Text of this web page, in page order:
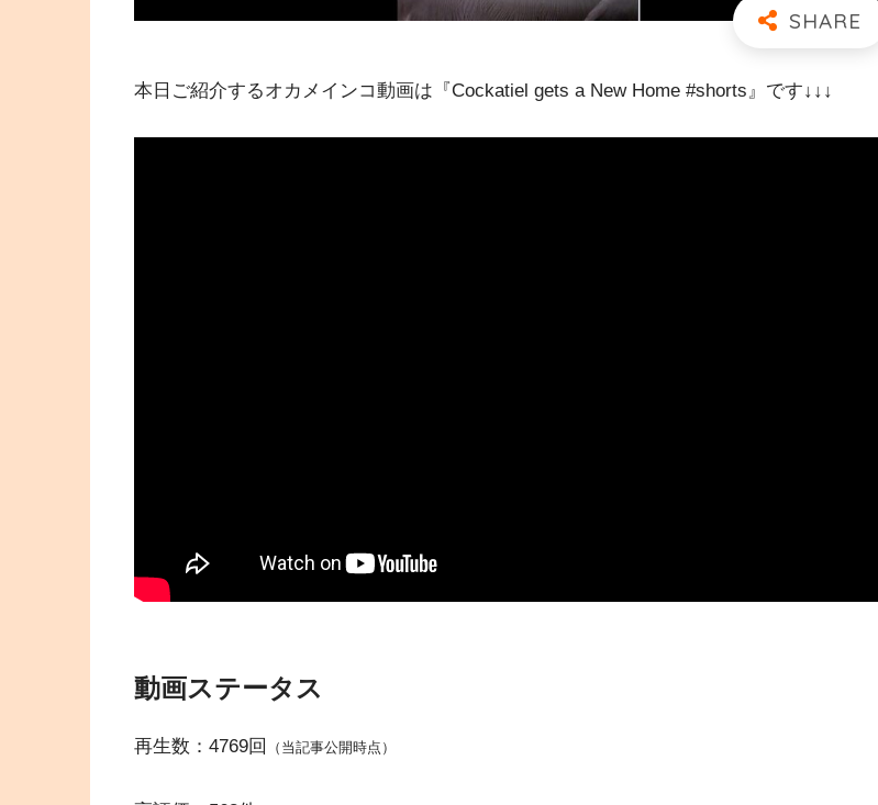
本日ご紹介するオカメインコ動画は『Cockatiel gets a New Home #shorts』です↓↓↓
動画ステータス
再生数：4769回 （当記事公開時点）